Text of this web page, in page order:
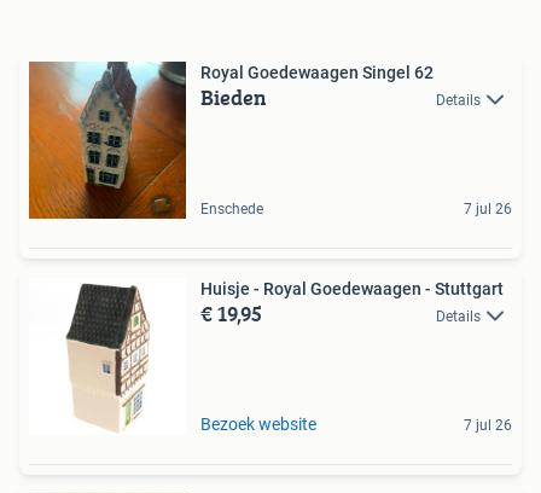
Royal Goedewaagen Singel 62
Bieden Details
Enschede 7 jul 26
Huisje - Royal Goedewaagen - Stuttgart
€ 19,95 Details
Bezoek website 7 jul 26